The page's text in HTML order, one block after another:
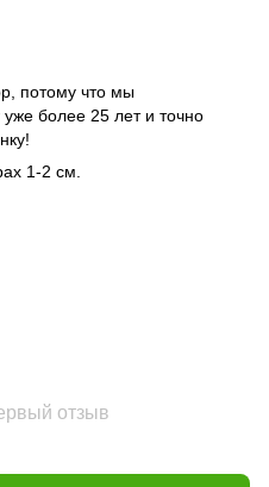
потому что мы
более 25 лет и точно
1-2 см.
отзыв